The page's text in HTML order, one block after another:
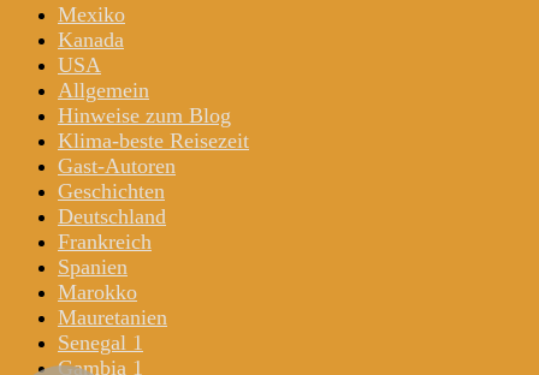
Mexiko
Kanada
USA
Allgemein
Hinweise zum Blog
Klima-beste Reisezeit
Gast-Autoren
Geschichten
Deutschland
Frankreich
Spanien
Marokko
Mauretanien
Senegal 1
Gambia 1